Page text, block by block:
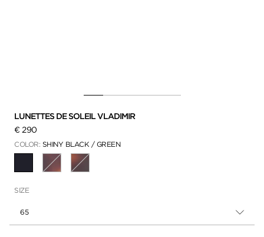
LUNETTES DE SOLEIL VLADIMIR
€ 290
COLOR: SHINY BLACK / GREEN
SÉLECTIONNÉ
SIZE
65